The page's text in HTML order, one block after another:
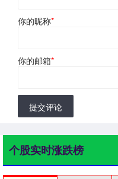
你的昵称*
你的邮箱*
提交评论
个股实时涨跌榜